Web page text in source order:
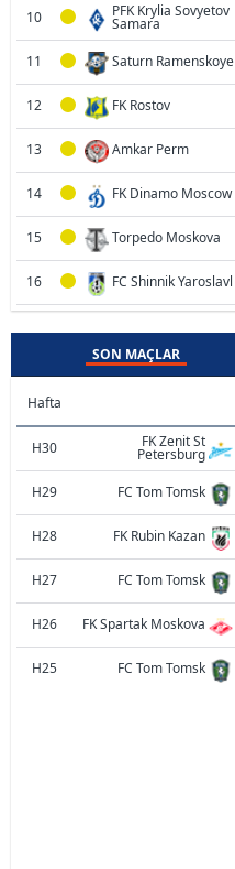
10 PFK Krylia Sovyetov
Samara
11 Saturn Ramenskoye
12 FK Rostov
13 Amkar Perm
14 FK Dinamo Moscow
15 Torpedo Moskova
16 FC Shinnik Yaroslavl
SON MAÇLAR
Hafta
H30 FK Zenit St
Petersburg
H29 FC Tom Tomsk
H28 FK Rubin Kazan
H27 FC Tom Tomsk
H26
FK Spartak Moskova
H25 FC Tom Tomsk